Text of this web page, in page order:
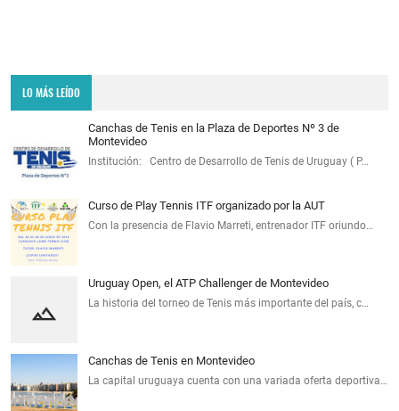
LO MÁS LEÍDO
Canchas de Tenis en la Plaza de Deportes Nº 3 de
Montevideo
Institución: Centro de Desarrollo de Tenis de Uruguay ( P…
Curso de Play Tennis ITF organizado por la AUT
Con la presencia de Flavio Marreti, entrenador ITF oriundo…
Uruguay Open, el ATP Challenger de Montevideo
La historia del torneo de Tenis más importante del país, c…
Canchas de Tenis en Montevideo
La capital uruguaya cuenta con una variada oferta deportiva…